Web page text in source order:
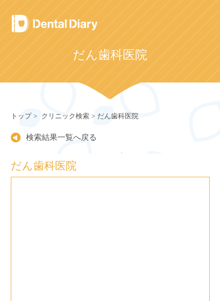
Skip
to
content
だん歯科医院
トップ クリニック検索 だん歯科医院
検索結果一覧へ戻る
だん歯科医院